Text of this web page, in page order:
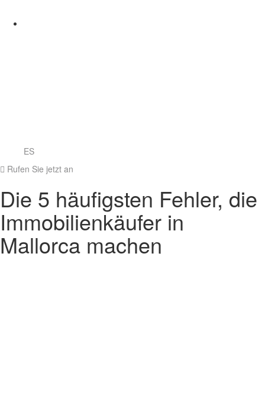
ES
Rufen Sie jetzt an
Die 5 häufigsten Fehler, die
Immobilienkäufer in
Mallorca machen